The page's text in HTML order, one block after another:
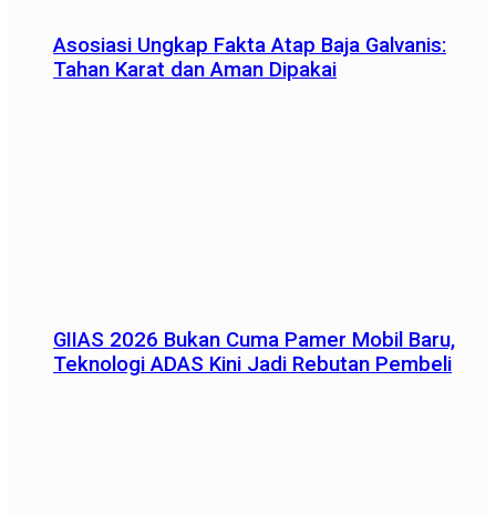
Asosiasi Ungkap Fakta Atap Baja Galvanis:
Tahan Karat dan Aman Dipakai
GIIAS 2026 Bukan Cuma Pamer Mobil Baru,
Teknologi ADAS Kini Jadi Rebutan Pembeli